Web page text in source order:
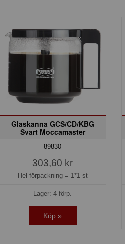
Glaskanna GCS/CD/KBG
Svart Moccamaster
89830
303,60 kr
Hel förpackning = 1*1 st
Lager: 4 förp.
Köp »